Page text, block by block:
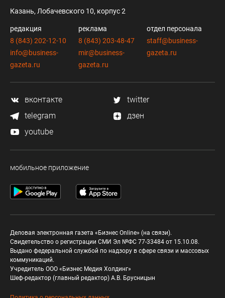
Казань, Лобачевского 10, корпус 2
редакция
8 (843) 202-12-10
info@business-
gazeta.ru
реклама
8 (843) 203-48-47
mir@business-
gazeta.ru
отдел персонала
staff@business-
gazeta.ru
вконтакте
twitter
telegram
дзен
youtube
мобильное приложение
Деловая электронная газета «Бизнес Online» (на связи).
Свидетельство о регистрации СМИ Эл №ФС 77-33484 от 15.10.08.
Выдано федеральной службой по надзору в сфере связи и массовых
коммуникаций.
Учредитель ООО «Бизнес Медия Холдинг»
Шеф-редактор (главный редактор) А.В. Брусницын